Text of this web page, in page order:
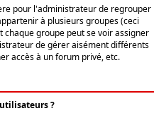
pour l'administrateur de regrouper
à plusieurs groupes (ceci
groupe peut se voir assigner
de gérer aisément différents
accès à un forum privé, etc.
?